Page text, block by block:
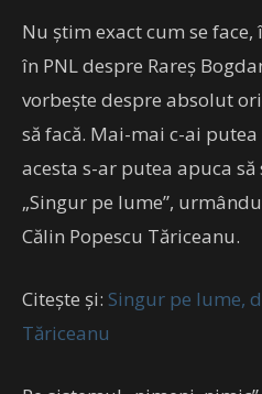
Nu știm exact cum se
în PNL despre Rareș
vorbește despre absolut
să facă. Mai-mai c-ai putea
acesta s-ar putea apuca
„Singur pe lume”,
Călin Popescu Tăriceanu.
Citește și: Singur pe lume,
Tăriceanu